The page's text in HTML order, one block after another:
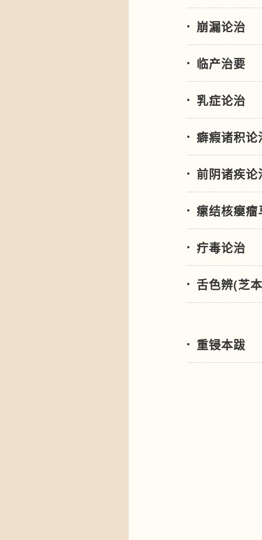
崩漏论治
临产治要
乳症论治
癖瘕诸积论
前阴诸疾论
瘰结核瘿瘤
疔毒论治
舌色辨(芝
重锓本跋